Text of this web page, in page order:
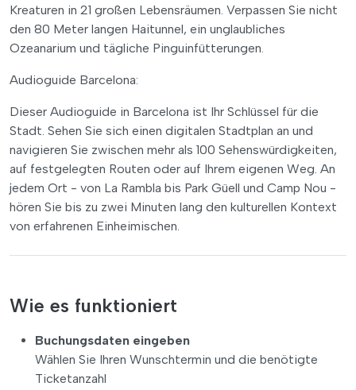
Kreaturen in 21 großen Lebensräumen. Verpassen Sie nicht
den 80 Meter langen Haitunnel, ein unglaubliches
Ozeanarium und tägliche Pinguinfütterungen.
Audioguide Barcelona:
Dieser Audioguide in Barcelona ist Ihr Schlüssel für die
Stadt. Sehen Sie sich einen digitalen Stadtplan an und
navigieren Sie zwischen mehr als 100 Sehenswürdigkeiten,
auf festgelegten Routen oder auf Ihrem eigenen Weg. An
jedem Ort - von La Rambla bis Park Güell und Camp Nou -
hören Sie bis zu zwei Minuten lang den kulturellen Kontext
von erfahrenen Einheimischen.
Wie es funktioniert
Buchungsdaten eingeben
Wählen Sie Ihren Wunschtermin und die benötigte
Ticketanzahl